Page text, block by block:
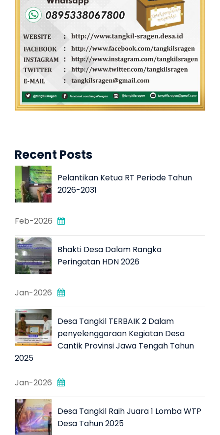
Recent Posts
Pelantikan Ketua RT Periode Tahun
2026-2031
Feb-2026
Bhakti Desa Dalam Rangka
Peringatan HDN 2026
Jan-2026
Desa Tangkil TERBAIK 2 Dalam
penyelenggaraan Kegiatan Desa
Cantik Provinsi Jawa Tengah Tahun
2025
Jan-2026
Desa Tangkil Raih Juara 1 Lomba WTP
Desa Tahun 2025